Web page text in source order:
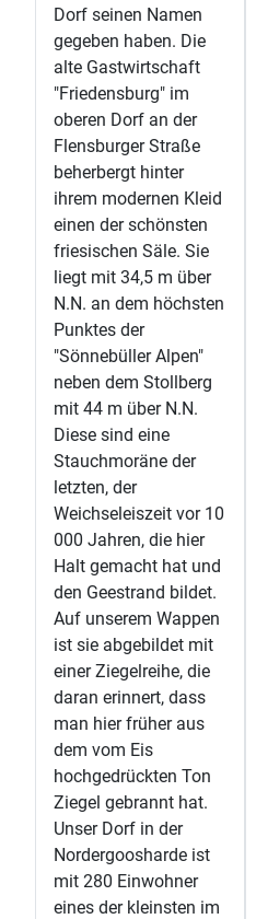
Dorf seinen Namen
gegeben haben. Die
alte Gastwirtschaft
"Friedensburg" im
oberen Dorf an der
Flensburger Straße
beherbergt hinter
ihrem modernen Kleid
einen der schönsten
friesischen Säle. Sie
liegt mit 34,5 m über
N.N. an dem höchsten
Punktes der
"Sönnebüller Alpen"
neben dem Stollberg
mit 44 m über N.N.
Diese sind eine
Stauchmoräne der
letzten, der
Weichseleiszeit vor 10
000 Jahren, die hier
Halt gemacht hat und
den Geestrand bildet.
Auf unserem Wappen
ist sie abgebildet mit
einer Ziegelreihe, die
daran erinnert, dass
man hier früher aus
dem vom Eis
hochgedrückten Ton
Ziegel gebrannt hat.
Unser Dorf in der
Nordergoosharde ist
mit 280 Einwohner
eines der kleinsten im